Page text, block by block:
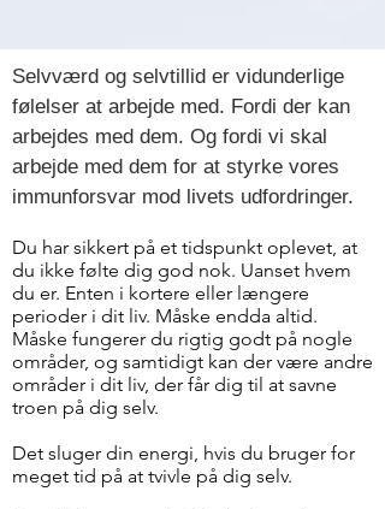
Selvværd og selvtillid er vidunderlige
følelser at arbejde med. Fordi der kan
arbejdes med dem. Og fordi vi skal
arbejde med dem for at styrke vores
immunforsvar mod livets udfordringer.
Du har sikkert på et tidspunkt oplevet, at
du ikke følte dig god nok. Uanset hvem
du er. Enten i kortere eller længere
perioder i dit liv. Måske endda altid.
Måske fungerer du rigtig godt på nogle
områder, og samtidigt kan der være andre
områder i dit liv, der får dig til at savne
troen på dig selv.
Det sluger din energi, hvis du bruger for
meget tid på at tvivle på dig selv.